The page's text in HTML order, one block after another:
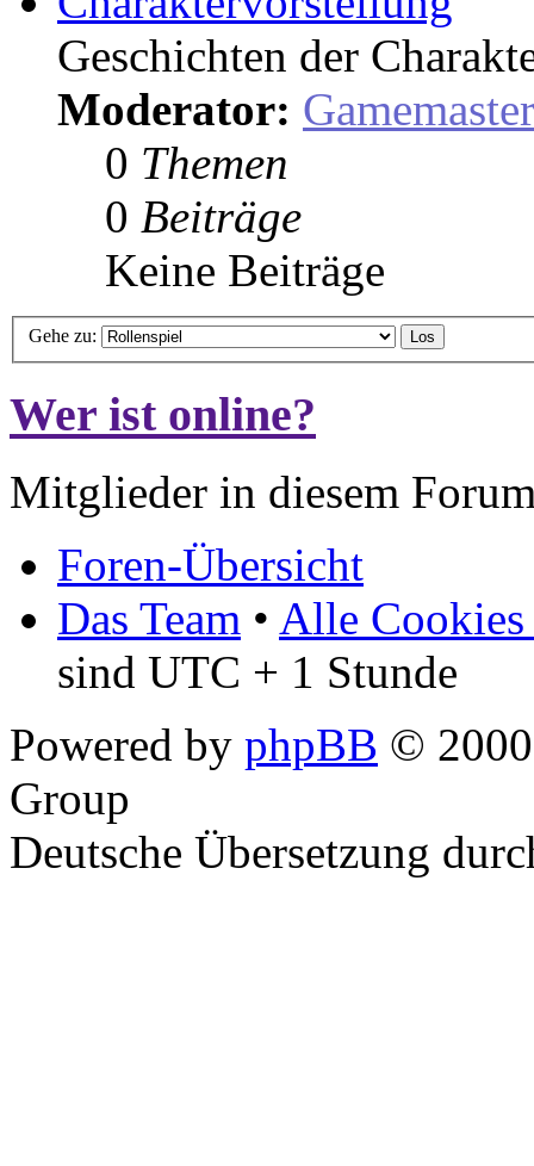
Geschichten der
Moderator: Gamemaster
0 Themen
0 Beiträge
Keine Beiträge
Gehe zu:
Wer ist online?
Mitglieder in diesem
Foren-Übersicht
Das Team • Alle Cookies
sind UTC + 1 Stunde
Powered by phpBB ©
Group
Deutsche Übersetzung